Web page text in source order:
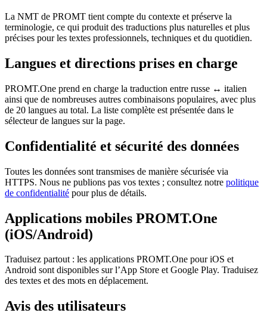
La NMT de PROMT tient compte du contexte et préserve la
terminologie, ce qui produit des traductions plus naturelles et plus
précises pour les textes professionnels, techniques et du quotidien.
Langues et directions prises en charge
PROMT.One prend en charge la traduction entre russe ↔ italien
ainsi que de nombreuses autres combinaisons populaires, avec plus
de 20 langues au total. La liste complète est présentée dans le
sélecteur de langues sur la page.
Confidentialité et sécurité des données
Toutes les données sont transmises de manière sécurisée via
HTTPS. Nous ne publions pas vos textes ; consultez notre politique
de confidentialité pour plus de détails.
Applications mobiles PROMT.One
(iOS/Android)
Traduisez partout : les applications PROMT.One pour iOS et
Android sont disponibles sur l’App Store et Google Play. Traduisez
des textes et des mots en déplacement.
Avis des utilisateurs